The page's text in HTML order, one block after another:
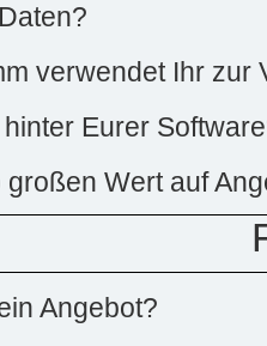
verwendet Ihr zur
Eurer
Wert auf
Angebot?